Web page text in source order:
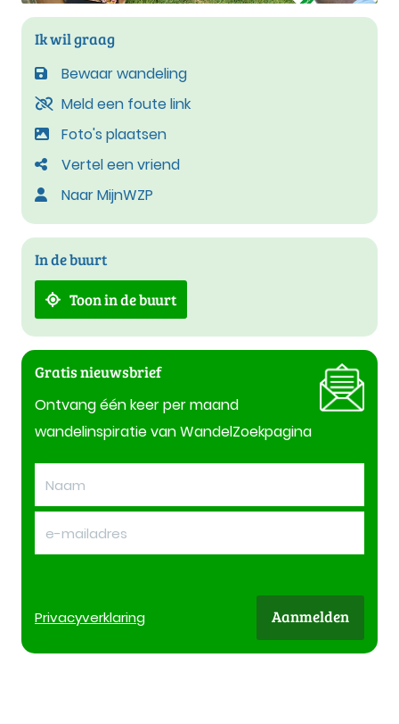
Ik wil graag
Bewaar wandeling
Meld een foute link
Foto's plaatsen
Vertel een vriend
Naar MijnWZP
In de buurt
Toon in de buurt
Gratis nieuwsbrief
Ontvang één keer per maand
wandelinspiratie van WandelZoekpagina
Privacyverklaring Aanmelden